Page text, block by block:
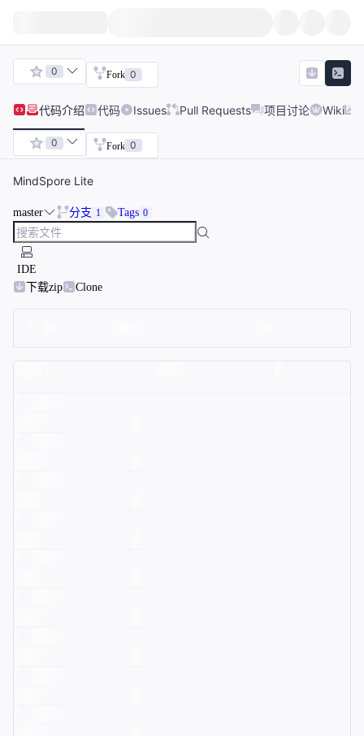
0 Fork 0
代码介绍 代码 Issues Pull Requests 项目讨论 Wiki
0 Fork 0
MindSpore Lite
master 分支 1 Tags 0
IDE
下载zip
Clone